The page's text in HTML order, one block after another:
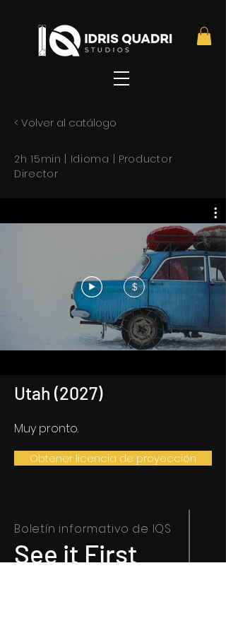
< Volver al catálogo
2h 15min | Idioma | Productor
Director
$
Utah (2027)
Muy pronto.
Obtener licencia de proyección
Boletín informativo de IQS
See it First